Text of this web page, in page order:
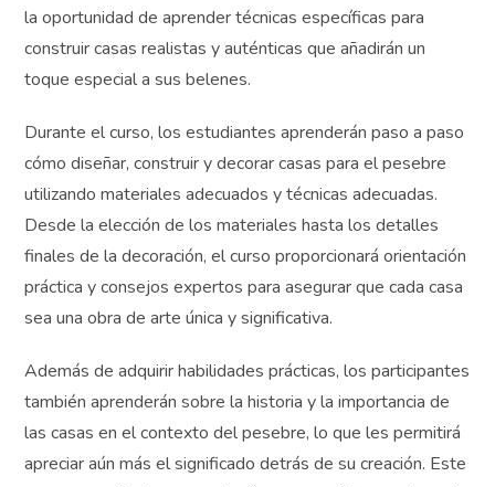
la oportunidad de aprender técnicas específicas para
construir casas realistas y auténticas que añadirán un
toque especial a sus belenes.
Durante el curso, los estudiantes aprenderán paso a paso
cómo diseñar, construir y decorar casas para el pesebre
utilizando materiales adecuados y técnicas adecuadas.
Desde la elección de los materiales hasta los detalles
finales de la decoración, el curso proporcionará orientación
práctica y consejos expertos para asegurar que cada casa
sea una obra de arte única y significativa.
Además de adquirir habilidades prácticas, los participantes
también aprenderán sobre la historia y la importancia de
las casas en el contexto del pesebre, lo que les permitirá
apreciar aún más el significado detrás de su creación. Este